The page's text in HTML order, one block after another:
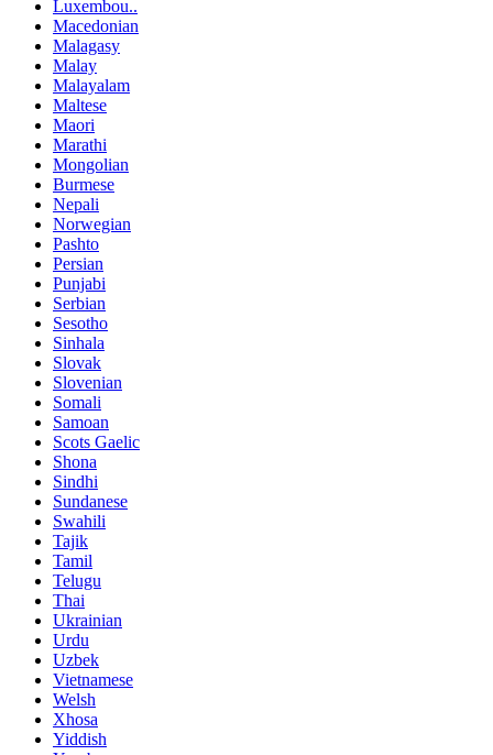
Luxembou..
Macedonian
Malagasy
Malay
Malayalam
Maltese
Maori
Marathi
Mongolian
Burmese
Nepali
Norwegian
Pashto
Persian
Punjabi
Serbian
Sesotho
Sinhala
Slovak
Slovenian
Somali
Samoan
Scots Gaelic
Shona
Sindhi
Sundanese
Swahili
Tajik
Tamil
Telugu
Thai
Ukrainian
Urdu
Uzbek
Vietnamese
Welsh
Xhosa
Yiddish